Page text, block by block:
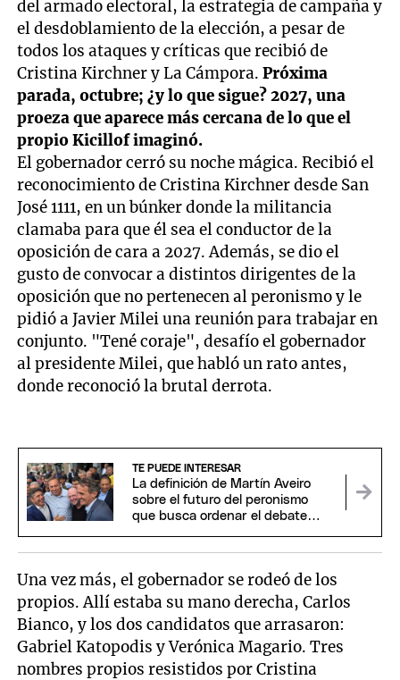
del armado electoral, la estrategia de campaña y
el desdoblamiento de la elección, a pesar de
todos los ataques y críticas que recibió de
Cristina Kirchner y La Cámpora.Próxima
parada, octubre; ¿y lo que sigue? 2027, una
proeza que aparece más cercana de lo que el
propio Kicillof imaginó.
El gobernador cerró su noche mágica. Recibió el
reconocimiento de Cristina Kirchner desde San
José 1111, en un búnker donde la militancia
clamaba para que él sea el conductor de la
oposición de cara a 2027. Además, se dio el
gusto de convocar a distintos dirigentes de la
oposición que no pertenecen al peronismo y le
pidió a Javier Milei una reunión para trabajar en
conjunto. "Tené coraje", desafío el gobernador
al presidente Milei, que habló un rato antes,
donde reconoció la brutal derrota.
TE PUEDE INTERESAR
La definición de Martín Aveiro
sobre el futuro del peronismo
que busca ordenar el debate
Una vez más, el gobernador se rodeó de los
propios. Allí estaba su mano derecha, Carlos
Bianco, y los dos candidatos que arrasaron:
Gabriel Katopodis y Verónica Magario. Tres
nombres propios resistidos por Cristina